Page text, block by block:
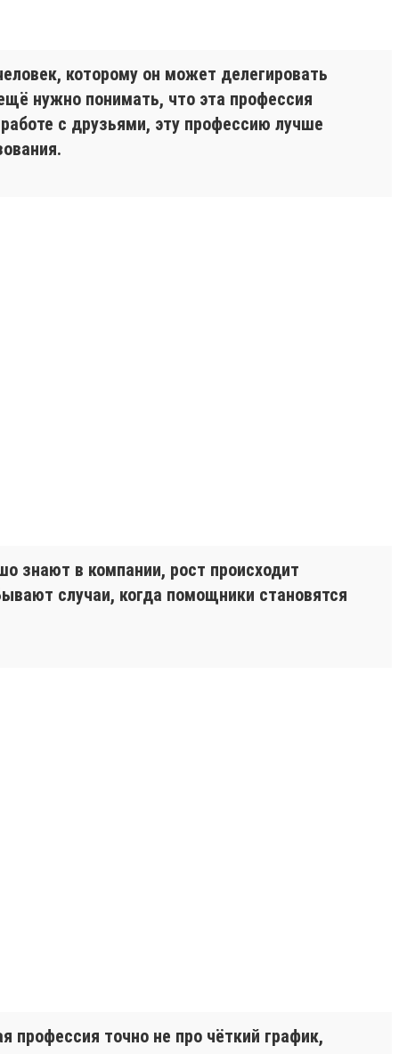
которому он может делегировать
нужно понимать, что эта профессия
с друзьями, эту профессию лучше
знают в компании, рост происходит
случаи, когда помощники становятся
точно не про чёткий график,